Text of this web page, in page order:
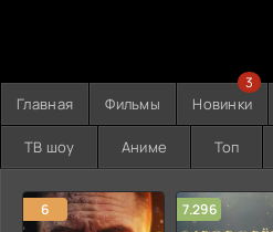
Главная Фильмы Новинки
3
ТВ шоу Аниме Топ
6 7.296